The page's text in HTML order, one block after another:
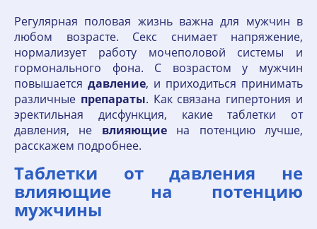
Регулярная половая жизнь важна для мужчин в
любом возрасте. Секс снимает напряжение,
нормализует работу мочеполовой системы и
гормонального фона. С возрастом у мужчин
повышается давление, и приходиться принимать
различные препараты. Как связана гипертония и
эректильная дисфункция, какие таблетки от
давления, не влияющиена потенцию лучше,
расскажем подробнее.
Таблетки от давления не
влияющие на потенцию
мужчины